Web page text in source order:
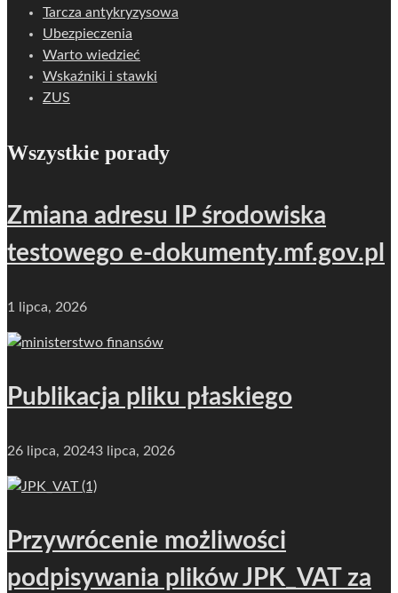
Tarcza antykryzysowa
Ubezpieczenia
Warto wiedzieć
Wskaźniki i stawki
ZUS
Wszystkie porady
Zmiana adresu IP środowiska
testowego e-dokumenty.mf.gov.pl
1 lipca, 2026
Publikacja pliku płaskiego
26 lipca, 20243 lipca, 2026
Przywrócenie możliwości
podpisywania plików JPK_VAT za